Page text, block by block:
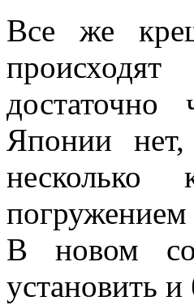
Все же
Японии
погружением
В новом
установить